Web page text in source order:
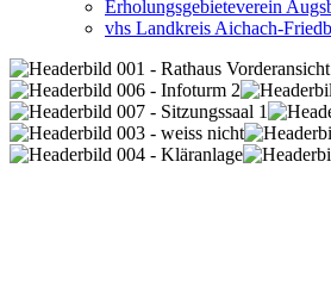
Erholungsgebieteverein
vhs Landkreis Aichach-